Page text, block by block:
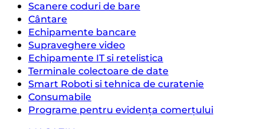
Scanere coduri de bare
Cântare
Echipamente bancare
Supraveghere video
Echipamente IT si retelistica
Terminale colectoare de date
Smart Roboti si tehnica de curatenie
Consumabile
Programe pentru evidența comerțului